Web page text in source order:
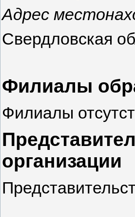
Адрес
Свердловская
Филиалы
Филиалы
организации